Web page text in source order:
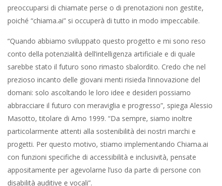
preoccuparsi di chiamate perse o di prenotazioni non gestite,
poiché “chiama.ai” si occuperà di tutto in modo impeccabile.
“Quando abbiamo sviluppato questo progetto e mi sono reso
conto della potenzialità dell’intelligenza artificiale e di quale
sarebbe stato il futuro sono rimasto sbalordito. Credo che nel
prezioso incanto delle giovani menti risieda l’innovazione del
domani: solo ascoltando le loro idee e desideri possiamo
abbracciare il futuro con meraviglia e progresso”, spiega Alessio
Masotto, titolare di Amo 1999. “Da sempre, siamo inoltre
particolarmente attenti alla sostenibilità dei nostri marchi e
progetti. Per questo motivo, stiamo implementando Chiama.ai
con funzioni specifiche di accessibilità e inclusività, pensate
appositamente per agevolarne l’uso da parte di persone con
disabilità auditive e vocali”.